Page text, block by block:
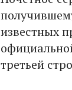
известных
третьей